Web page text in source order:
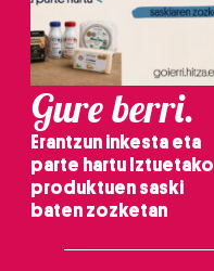
Gure berri.
Erantzun inkesta eta
parte hartu Iztuetako
produktuen saski
baten zozketan